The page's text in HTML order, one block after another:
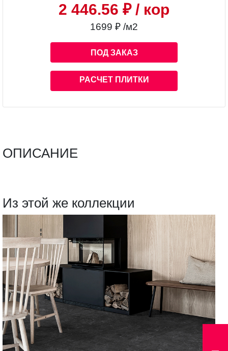
2 446.56 ₽/ кор
1699 ₽ /м2
ПОД ЗАКАЗ
РАСЧЕТ ПЛИТКИ
ОПИСАНИЕ
Из этой же коллекции